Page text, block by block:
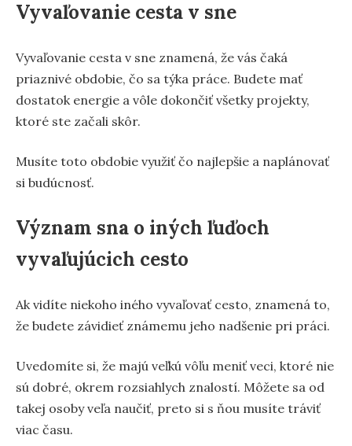
Vyvaľovanie cesta v sne
Vyvaľovanie cesta v sne znamená, že vás čaká
priaznivé obdobie, čo sa týka práce. Budete mať
dostatok energie a vôle dokončiť všetky projekty,
ktoré ste začali skôr.
Musíte toto obdobie využiť čo najlepšie a naplánovať
si budúcnosť.
Význam sna o iných ľuďoch
vyvaľujúcich cesto
Ak vidíte niekoho iného vyvaľovať cesto, znamená to,
že budete závidieť známemu jeho nadšenie pri práci.
Uvedomíte si, že majú veľkú vôľu meniť veci, ktoré nie
sú dobré, okrem rozsiahlych znalostí. Môžete sa od
takej osoby veľa naučiť, preto si s ňou musíte tráviť
viac času.